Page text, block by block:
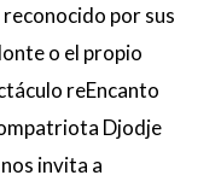
por sus
o el propio
reEncanto
Djodje
invita a